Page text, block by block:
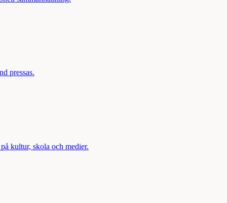
pressas.
kultur, skola och medier.